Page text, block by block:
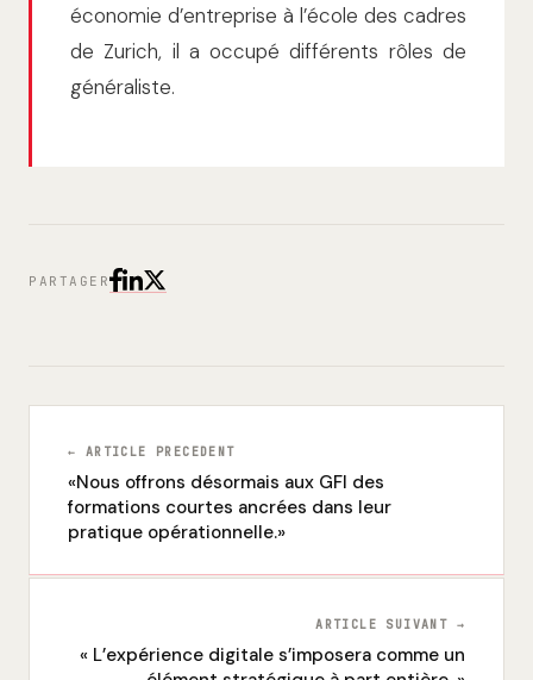
économie d’entreprise à l’école des cadres
de Zurich, il a occupé différents rôles de
généraliste.
PARTAGER
← ARTICLE PRECEDENT
«Nous offrons désormais aux GFI des
formations courtes ancrées dans leur
pratique opérationnelle.»
ARTICLE SUIVANT →
« L’expérience digitale s’imposera comme un